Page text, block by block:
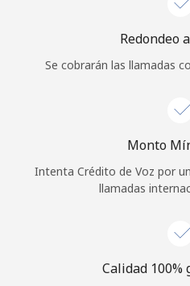
Redondeo
Se cobrarán las llamadas
Monto
Intenta Crédito de Voz por
llamadas
Calidad 100%